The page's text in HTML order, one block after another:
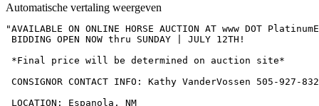
Automatische vertaling weergeven
"AVAILABLE ON ONLINE HORSE AUCTION AT www DOT
BIDDING OPEN NOW thru SUNDAY | JULY 12TH!
*Final price will be determined on auction site*
CONSIGNOR CONTACT INFO: Kathy VanderVossen 505-927-
LOCATION: Espanola, NM